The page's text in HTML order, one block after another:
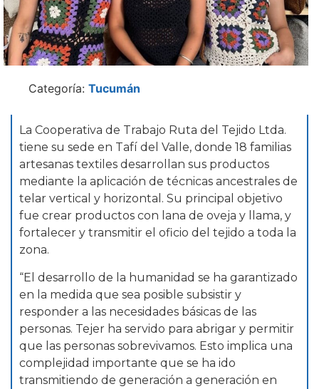
Categoría: Tucumán
La Cooperativa de Trabajo Ruta del Tejido Ltda.
tiene su sede en Tafí del Valle, donde 18 familias
artesanas textiles desarrollan sus productos
mediante la aplicación de técnicas ancestrales de
telar vertical y horizontal. Su principal objetivo
fue crear productos con lana de oveja y llama, y
fortalecer y transmitir el oficio del tejido a toda la
zona.
“El desarrollo de la humanidad se ha garantizado
en la medida que sea posible subsistir y
responder a las necesidades básicas de las
personas. Tejer ha servido para abrigar y permitir
que las personas sobrevivamos. Esto implica una
complejidad importante que se ha ido
transmitiendo de generación a generación en